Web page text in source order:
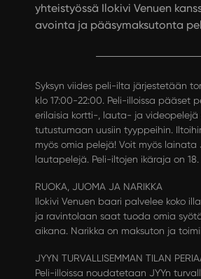
yhteistyössä Ilokivi Venuen
avointa ja pääsymaksutonta
Syksyn viides peli-ilta järjestetään
klo 17:00-22:00. Peli-illoissa pääset
erilaisia kortti-, lauta- ja videopelejä
tutustumaan uusiin tyyppeihin.
myös omia pelejä! Voit myös lainata
lautapelejä. Peli-iltojen ikäraja on 18.
RUOKA, JUOMA JA NARIKKA
Ilokivi Venuen baari palvelee koko
ja ravintolaan saat tuoda omia
aikana. Narikka on maksuton ja
JYYN TURVALLISEMMAN TILAN
Peli-illoissa noudatetaan JYYn